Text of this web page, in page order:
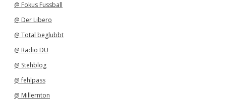
@ Fokus Fussball
@ Der Libero
@ Total beglubbt
@ Radio DU
@ Stehblog
@ fehlpass
@ Millernton